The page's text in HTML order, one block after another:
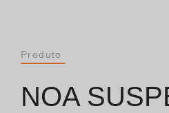
Geral [PT/ES]
Produto
NOA